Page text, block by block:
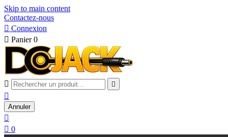
Skip to main content
Contactez-nous
 Connexion
 Panier 0
 

Annuler

 0